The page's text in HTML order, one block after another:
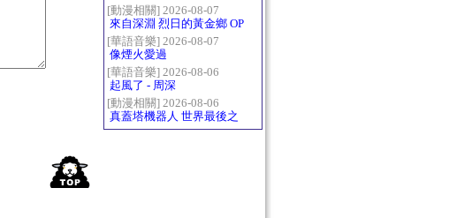
Gravity
[動漫相關] 2026-08-07
來自深淵 烈日的黃金鄉 OP
- かたち(Katachi)
[華語音樂] 2026-08-07
像煙火愛過
[華語音樂] 2026-08-06
起風了 - 周深
[動漫相關] 2026-08-06
真蓋塔機器人 世界最後之
日OP2 HEATS